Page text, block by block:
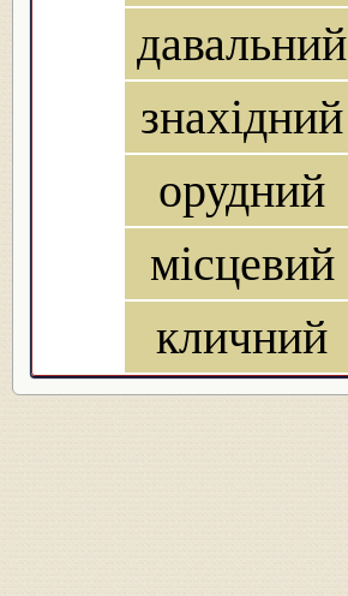
давальний
знахідний
орудний
місцевий
кличний